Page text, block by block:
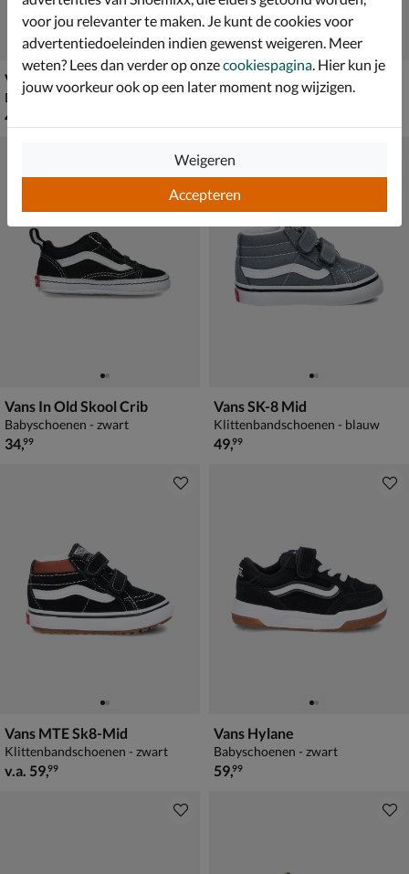
Vans Sk8-Hi Zip
Babyschoenen - zwart
€ 49,99
49
Vans SK8-Hi Logo
Hoge sneakers - zwart
Vans In Old Skool Crib
Babyschoenen - zwart
€ 34,99
34,99
Vans SK-8 Mid
Klittenbandschoenen - blauw
€ 49,99
49,99
Vans MTE Sk8-Mid
Klittenbandschoenen - zwart
vanaf € 59,99
v.a. 59,99
Vans Hylane
Babyschoenen - zwart
€ 59,99
59,99
voor jou relevanter te maken. Je kunt de cookies voor
advertentiedoeleinden indien gewenst weigeren. Meer
weten? Lees dan verder op onzecookiespagina. Hier kun je
jouw voorkeur ook op een later moment nog wijzigen.
Accepteren
Weigeren